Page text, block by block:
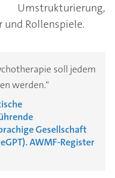
und Rollenspiele.
soll jedem
werden."
Gesellschaft
AWMF-Register